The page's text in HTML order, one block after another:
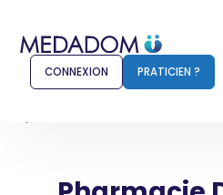
CONNEXION PRATICIEN ?